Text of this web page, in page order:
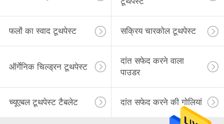
फलों का स्वाद टूथपेस्ट सक्रिय चारकोल टूथपेस्ट
ऑर्गेनिक चिल्ड्रन टूथपेस्ट
दांत सफेद करने वाला
पाउडर
च्यूएबल टूथपेस्ट टैबलेट दांत सफेद करने की गोलियां